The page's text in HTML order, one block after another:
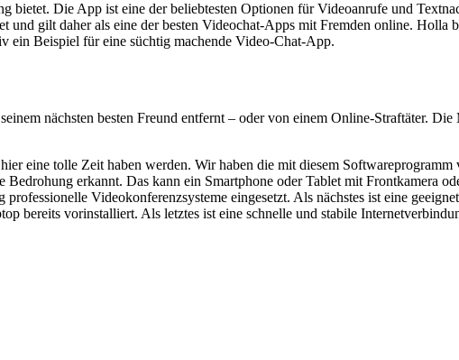
bietet. Die App ist eine der beliebtesten Optionen für Videoanrufe und
und gilt daher als eine der besten Videochat-Apps mit Fremden online. Holla
ein Beispiel für eine süchtig machende Video-Chat-App.
nächsten besten Freund entfernt – oder von einem Online-Straftäter.
eine tolle Zeit haben werden. Wir haben die mit diesem
erkannt. Das kann ein Smartphone oder Tablet mit Frontkamera
Videokonferenzsysteme eingesetzt. Als nächstes ist eine
bereits vorinstalliert. Als letztes ist eine schnelle und stabile